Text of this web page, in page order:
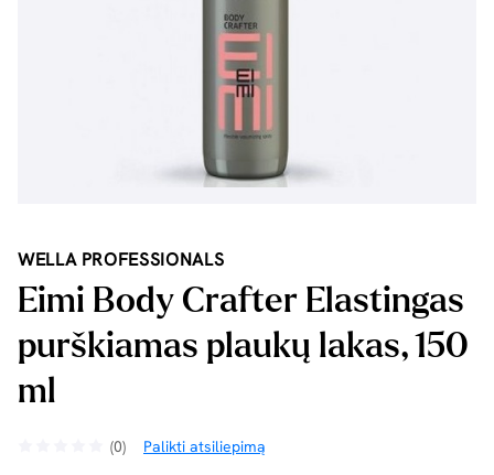
WELLA PROFESSIONALS
Eimi Body Crafter Elastingas
purškiamas plaukų lakas, 150
ml
(0) Palikti atsiliepimą